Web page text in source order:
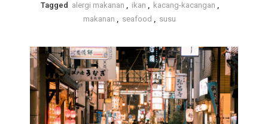
Pernah
Alergi
Makanan?
Ini
Bahan
yang
Tagged alergi makanan , ikan , kacang-kacangan ,
makanan , seafood , susu